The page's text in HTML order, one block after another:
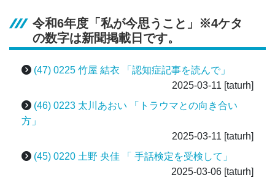
令和6年度「私が今思うこと」※4ケタ
の数字は新聞掲載日です。
(47) 0225 竹屋 結衣 「認知症記事を読んで」
2025-03-11 [taturh]
(46) 0223 太川あおい 「トラウマとの向き合い
方」
2025-03-11 [taturh]
(45) 0220 土野 央佳 「 手話検定を受検して」
2025-03-06 [taturh]